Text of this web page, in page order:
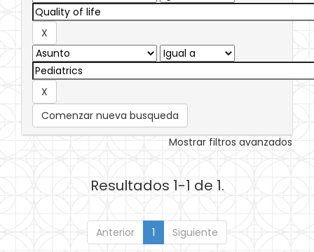
Comenzar nueva busqueda
Mostrar filtros avanzados
Resultados 1-1 de 1.
Anterior 1 Siguiente